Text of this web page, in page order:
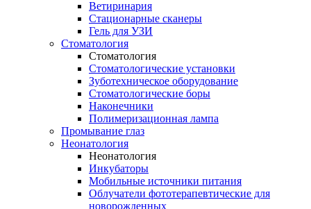
Ветиринария
Стационарные сканеры
Гель для УЗИ
Стоматология
Стоматология
Стоматологические установки
Зуботехническое оборудование
Стоматологические боры
Наконечники
Полимеризационная лампа
Промывание глаз
Неонатология
Неонатология
Инкубаторы
Мобильные источники питания
Облучатели фототерапевтические для
новорожденных